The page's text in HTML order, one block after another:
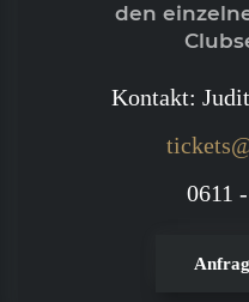
den
Kontakt:
0611